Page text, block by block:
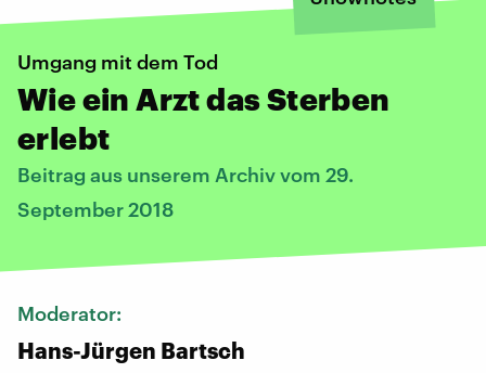
Umgang mit dem Tod
Wie ein Arzt das Sterben
erlebt
Beitrag aus unserem Archiv vom 29.
September 2018
Moderator:
Hans-Jürgen Bartsch